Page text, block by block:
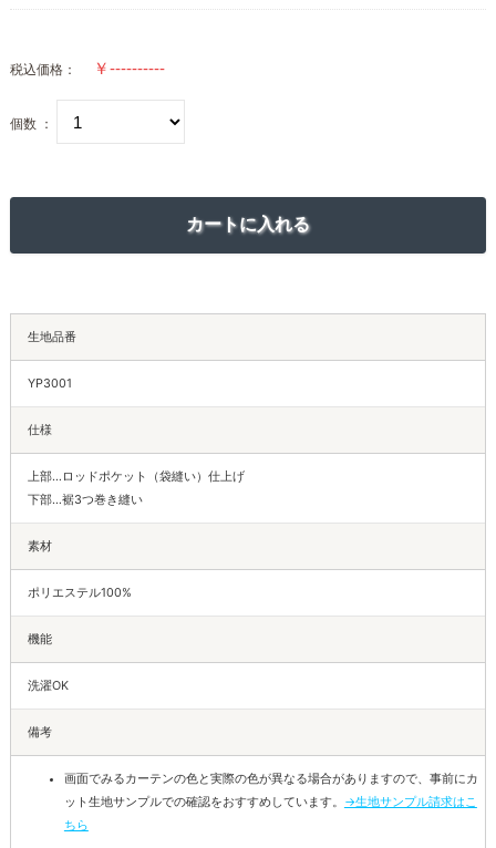
税込価格：
個数 ：
生地品番
YP3001
仕様
上部…ロッドポケット（袋縫い）仕上げ
下部…裾3つ巻き縫い
素材
ポリエステル100%
機能
洗濯OK
備考
画面でみるカーテンの色と実際の色が異なる場合がありますので、事前にカ
ット生地サンプルでの確認をおすすめしています。 →生地サンプル請求はこ
ちら